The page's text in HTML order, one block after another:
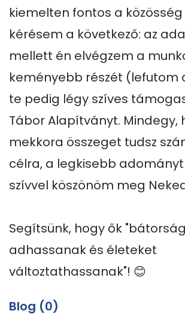
kiemelten fontos a
kérésem a következő: az
mellett én elvégzem a
keményebb részét (lefutom
te pedig légy szíves
Tábor Alapítványt. Mindegy,
mekkora összeget tudsz
célra, a legkisebb
szívvel köszönöm meg
Segítsünk, hogy ők
adhassanak és életeket
változtathassanak"! 😊
Blog (0)